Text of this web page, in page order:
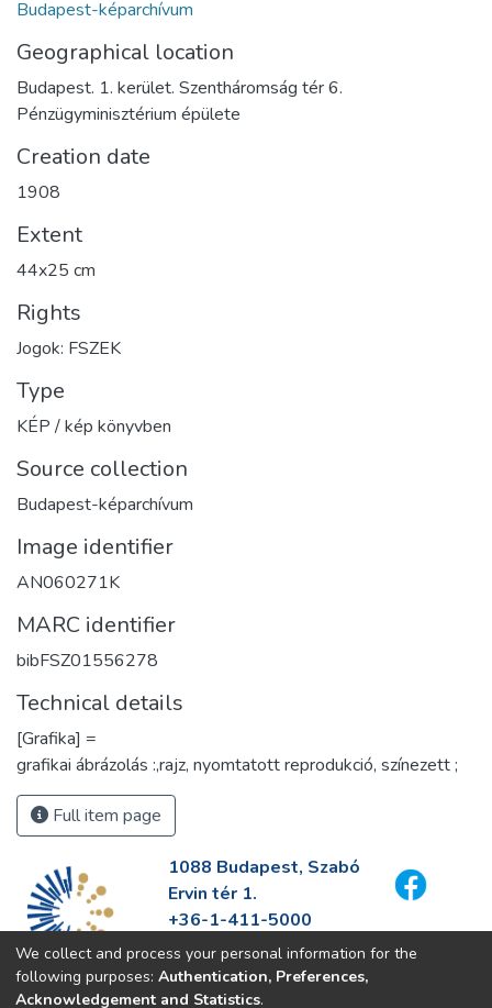
Budapest-képarchívum
Geographical location
Budapest. 1. kerület. Szentháromság tér 6.
Pénzügyminisztérium épülete
Creation date
1908
Extent
44x25 cm
Rights
Jogok: FSZEK
Type
KÉP / kép könyvben
Source collection
Budapest-képarchívum
Image identifier
AN060271K
MARC identifier
bibFSZ01556278
Technical details
[Grafika] =
grafikai ábrázolás :,rajz, nyomtatott reprodukció, színezett ;
Full item page
1088 Budapest, Szabó
Ervin tér 1.
+36-1-411-5000
info@fszek.hu
https://fszek.hu
We collect and process your personal information for the
following purposes: Authentication, Preferences,
Acknowledgement and Statistics.